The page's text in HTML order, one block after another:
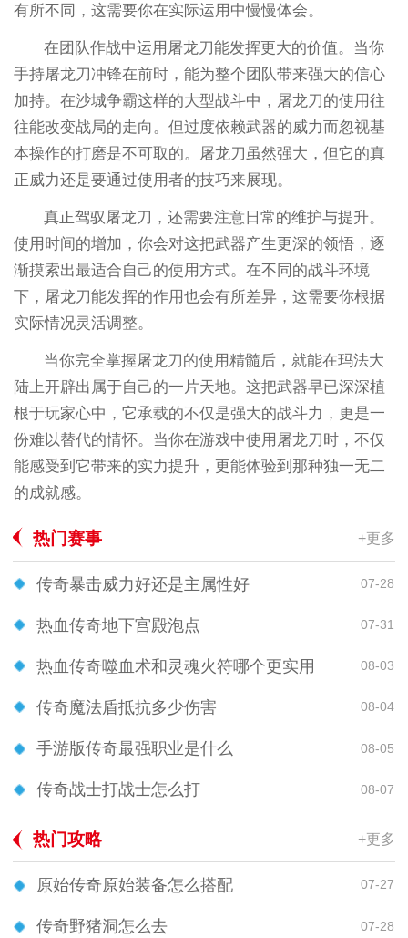
有所不同，这需要你在实际运用中慢慢体会。
在团队作战中运用屠龙刀能发挥更大的价值。当你
手持屠龙刀冲锋在前时，能为整个团队带来强大的信心
加持。在沙城争霸这样的大型战斗中，屠龙刀的使用往
往能改变战局的走向。但过度依赖武器的威力而忽视基
本操作的打磨是不可取的。屠龙刀虽然强大，但它的真
正威力还是要通过使用者的技巧来展现。
真正驾驭屠龙刀，还需要注意日常的维护与提升。
使用时间的增加，你会对这把武器产生更深的领悟，逐
渐摸索出最适合自己的使用方式。在不同的战斗环境
下，屠龙刀能发挥的作用也会有所差异，这需要你根据
实际情况灵活调整。
当你完全掌握屠龙刀的使用精髓后，就能在玛法大
陆上开辟出属于自己的一片天地。这把武器早已深深植
根于玩家心中，它承载的不仅是强大的战斗力，更是一
份难以替代的情怀。当你在游戏中使用屠龙刀时，不仅
能感受到它带来的实力提升，更能体验到那种独一无二
的成就感。
热门赛事 +更多
传奇暴击威力好还是主属性好 07-28
热血传奇地下宫殿泡点 07-31
热血传奇噬血术和灵魂火符哪个更实用 08-03
传奇魔法盾抵抗多少伤害 08-04
手游版传奇最强职业是什么 08-05
传奇战士打战士怎么打 08-07
热门攻略 +更多
原始传奇原始装备怎么搭配 07-27
传奇野猪洞怎么去 07-28